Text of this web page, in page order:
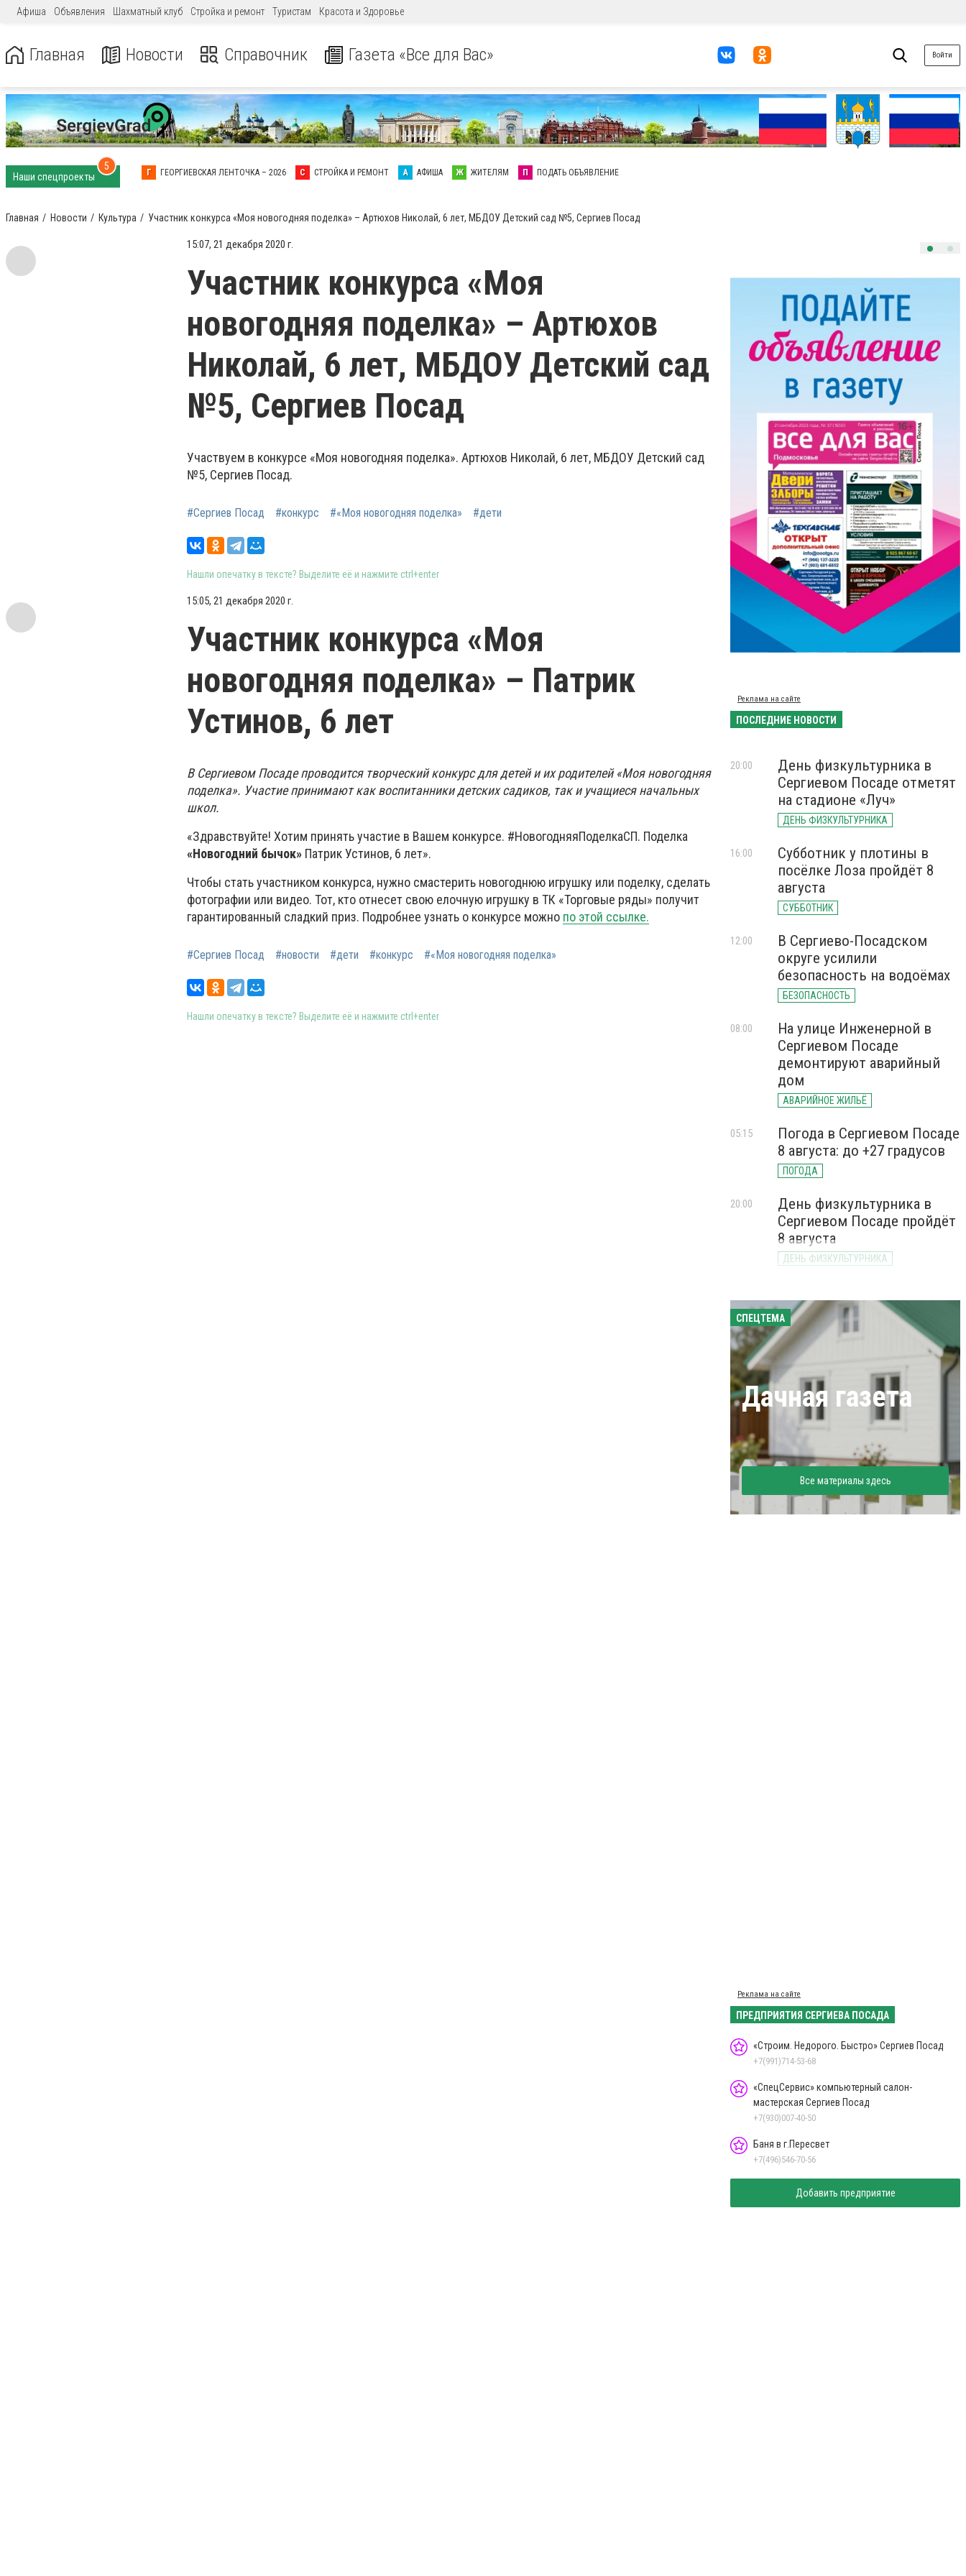
Афиша Объявления Шахматный клуб Стройка и ремонт Туристам Красота и Здоровье
Главная Новости Справочник Газета «Все для Вас» Войти
Наши спецпроекты
5
Г ГЕОРГИЕВСКАЯ ЛЕНТОЧКА – 2026 С СТРОЙКА И РЕМОНТ А АФИША Ж ЖИТЕЛЯМ П ПОДАТЬ ОБЪЯВЛЕНИЕ
Главная Новости Культура Участник конкурса «Моя новогодняя поделка» – Артюхов Николай, 6 лет, МБДОУ Детский сад №5, Сергиев Посад
15:07, 21 декабря 2020 г.
Участник конкурса «Моя
новогодняя поделка» – Артюхов
Николай, 6 лет, МБДОУ Детский сад
№5, Сергиев Посад
Участвуем в конкурсе «Моя новогодняя поделка». Артюхов Николай, 6 лет, МБДОУ Детский сад
№5, Сергиев Посад.
#Сергиев Посад #конкурс #«Моя новогодняя поделка» #дети
Нашли опечатку в тексте? Выделите её и нажмите ctrl+enter
15:05, 21 декабря 2020 г.
Участник конкурса «Моя
новогодняя поделка» – Патрик
Устинов, 6 лет
В Сергиевом Посаде проводится творческий конкурс для детей и их родителей «Моя новогодняя
поделка». Участие принимают как воспитанники детских садиков, так и учащиеся начальных
школ.
«Здравствуйте! Хотим принять участие в Вашем конкурсе. #НовогодняяПоделкаСП. Поделка
«Новогодний бычок» Патрик Устинов, 6 лет».
Чтобы стать участником конкурса, нужно смастерить новогоднюю игрушку или поделку, сделать
фотографии или видео. Тот, кто отнесет свою елочную игрушку в ТК «Торговые ряды» получит
гарантированный сладкий приз. Подробнее узнать о конкурсе можно по этой ссылке.
#Сергиев Посад #новости #дети #конкурс #«Моя новогодняя поделка»
Нашли опечатку в тексте? Выделите её и нажмите ctrl+enter
Реклама на сайте
ПОСЛЕДНИЕ НОВОСТИ
День физкультурника в
Сергиевом Посаде отметят
на стадионе «Луч»
ДЕНЬ ФИЗКУЛЬТУРНИКА
20:00
Субботник у плотины в
посёлке Лоза пройдёт 8
августа
СУББОТНИК
16:00
В Сергиево-Посадском
округе усилили
безопасность на водоёмах
БЕЗОПАСНОСТЬ
12:00
На улице Инженерной в
Сергиевом Посаде
демонтируют аварийный
дом
АВАРИЙНОЕ ЖИЛЬЁ
08:00
Погода в Сергиевом Посаде
8 августа: до +27 градусов
ПОГОДА
05:15
День физкультурника в
Сергиевом Посаде пройдёт
8 августа
ДЕНЬ ФИЗКУЛЬТУРНИКА
20:00
СПЕЦТЕМА
Дачная газета
Все материалы здесь
Реклама на сайте
ПРЕДПРИЯТИЯ СЕРГИЕВА ПОСАДА
«Строим. Недорого. Быстро» Сергиев Посад
+7(991)714-53-68
«СпецСервис» компьютерный салон-
мастерская Сергиев Посад
+7(930)007-40-50
Баня в г.Пересвет
+7(496)546-70-56
Добавить предприятие